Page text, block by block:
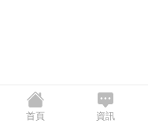
首頁 資訊